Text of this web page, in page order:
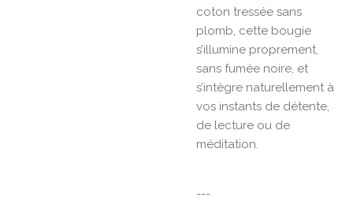
coton tressée sans
plomb, cette bougie
s’illumine proprement,
sans fumée noire, et
s’intègre naturellement à
vos instants de détente,
de lecture ou de
méditation.
---